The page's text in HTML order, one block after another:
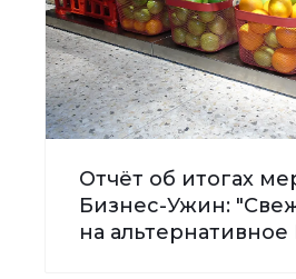
Отчёт об итогах
Бизнес-Ужин:
на